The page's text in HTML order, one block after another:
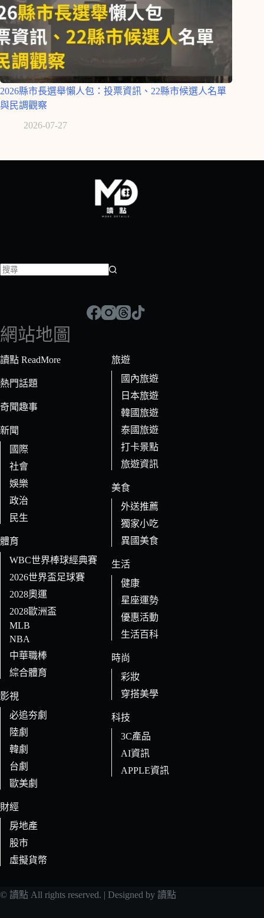
2026縣市長選舉懶人包：投票資訊、22縣市候選人名單
與民調觀察
2026-07-27
符
合
條
的
果
網站地圖
讀點 ReadMore
熱門話題
奇聞趣事
新聞
國際
社會
娛樂
政治
民生
體育
WBC世界棒球經典賽
2026世界盃足球賽
2028奧運
2028歐洲盃
MLB
NBA
中華職棒
綜合體育
影視
必追夯劇
陸劇
韓劇
台劇
歐美劇
財經
房地產
股市
虛擬貨幣
旅遊
國內旅遊
日本旅遊
韓國旅遊
泰國旅遊
打卡景點
旅遊資訊
美食
外送推薦
獨家小吃
異國美食
生活
健康
星座運勢
優惠活動
生活百科
時尚
彩妝
穿搭美學
科技
3C產品
AI資訊
APPLE資訊
© 讀點 All rights reserved. | Designed by 讀點